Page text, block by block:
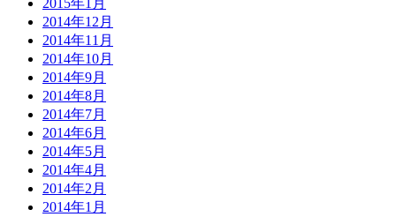
2015年1月
2014年12月
2014年11月
2014年10月
2014年9月
2014年8月
2014年7月
2014年6月
2014年5月
2014年4月
2014年2月
2014年1月